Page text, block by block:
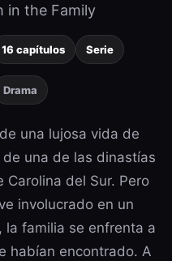
in the Family
16 capítulos Serie
Drama
una lujosa vida de
una de las dinastías
Carolina del Sur. Pero
involucrado en un
familia se enfrenta a
habían encontrado. A